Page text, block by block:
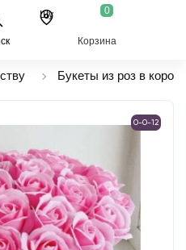
Шу 0
Корзина
Букеты из роз в
0-0-12